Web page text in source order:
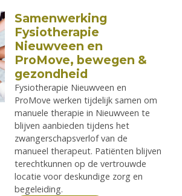
Samenwerking
Fysiotherapie
Nieuwveen en
ProMove, bewegen &
gezondheid
Fysiotherapie Nieuwveen en
ProMove werken tijdelijk samen om
manuele therapie in Nieuwveen te
blijven aanbieden tijdens het
zwangerschapsverlof van de
manueel therapeut. Patiënten blijven
terechtkunnen op de vertrouwde
locatie voor deskundige zorg en
begeleiding.